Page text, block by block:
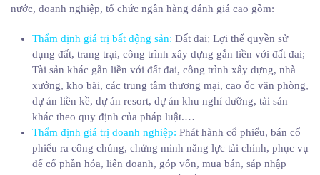
nước, doanh nghiệp, tổ chức ngân hàng đánh giá cao gồm:
Thẩm định giá trị bất động sản: Đất đai; Lợi thế quyền sử
dụng đất, trang trại, công trình xây dựng gắn liền với đất đai;
Tài sản khác gắn liền với đất đai, công trình xây dựng, nhà
xưởng, kho bãi, các trung tâm thương mại, cao ốc văn phòng,
dự án liền kề, dự án resort, dự án khu nghỉ dưỡng, tài sản
khác theo quy định của pháp luật.…
Thẩm định giá trị doanh nghiệp: Phát hành cổ phiếu, bán cổ
phiếu ra công chúng, chứng minh năng lực tài chính, phục vụ
để cổ phần hóa, liên doanh, góp vốn, mua bán, sáp nhập